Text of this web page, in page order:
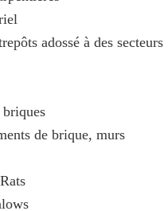
adossé à des secteurs
de brique, murs
Rats